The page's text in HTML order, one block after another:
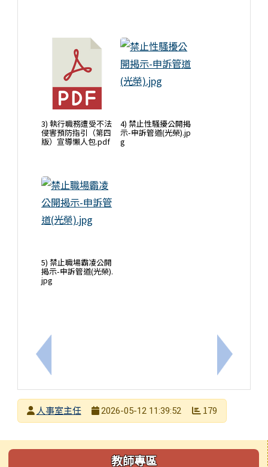
上一筆：115年度端午節廉政宣導
3) 執行職務遭受不法
侵害預防指引（第四
版）宣導懶人包.pdf
4) 禁止性騷擾公開揭
示-申訴管道(光榮).jp
g
5) 禁止職場霸凌公開
揭示-申訴管道(光榮).
jpg
下一筆：
發布者人事室主任
2026-05-12 11:39:52 179
左邊區域內容 教師專區